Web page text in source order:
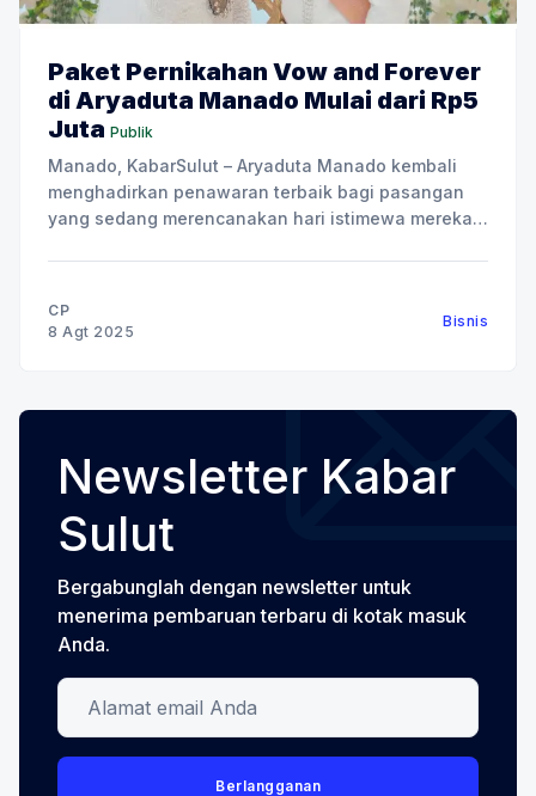
Paket Pernikahan Vow and Forever
di Aryaduta Manado Mulai dari Rp5
Juta Publik
Manado, KabarSulut – Aryaduta Manado kembali
menghadirkan penawaran terbaik bagi pasangan
yang sedang merencanakan hari istimewa mereka,
Megah Mahligai. Program ini dirancang untuk
CP
8 Agt 2025
Bisnis
Newsletter Kabar
Sulut
Bergabunglah dengan newsletter untuk
menerima pembaruan terbaru di kotak masuk
Anda.
Alamat email Anda
Berlangganan